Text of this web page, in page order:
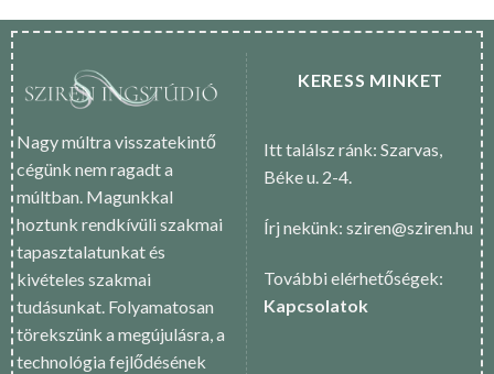
Nagy múltra visszatekintő
cégünk nem ragadt a
múltban. Magunkkal
hoztunk rendkívüli szakmai
tapasztalatunkat és
kivételes szakmai
tudásunkat. Folyamatosan
törekszünk a megújulásra, a
technológia fejlődésének
KERESS MINKET
Itt találsz ránk: Szarvas,
Béke u. 2-4.
Írj nekünk: sziren@sziren.hu
További elérhetőségek:
Kapcsolatok